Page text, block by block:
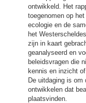
ontwikkeld. Het
toegenomen op
ecologie en de
het
zijn in kaart
geanalyseerd en
beleidsvragen die
kennis en inzicht
De uitdaging is om
ontwikkelen dat
plaatsvinden.